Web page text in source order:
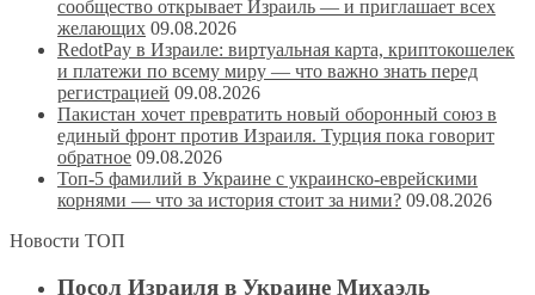
сообщество открывает Израиль — и приглашает всех
желающих 09.08.2026
RedotPay в Израиле: виртуальная карта, криптокошелек
и платежи по всему миру — что важно знать перед
регистрацией 09.08.2026
Пакистан хочет превратить новый оборонный союз в
единый фронт против Израиля. Турция пока говорит
обратное 09.08.2026
Топ-5 фамилий в Украине с украинско-еврейскими
корнями — что за история стоит за ними? 09.08.2026
Новости ТОП
Посол Израиля в Украине Михаэль